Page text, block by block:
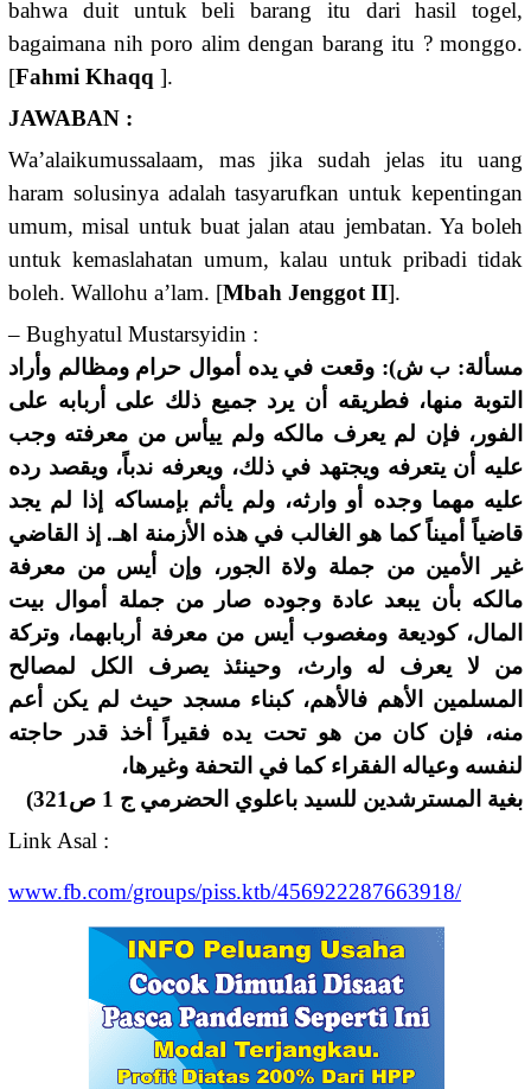
bahwa duit untuk beli barang itu dari hasil togel,
bagaimana nih poro alim dengan barang itu ? monggo.
[Fahmi Khaqq ].
JAWABAN :
Wa’alaikumussalaam, mas jika sudah jelas itu uang
haram solusinya adalah tasyarufkan untuk kepentingan
umum, misal untuk buat jalan atau jembatan. Ya boleh
untuk kemaslahatan umum, kalau untuk pribadi tidak
boleh. Wallohu a’lam. [Mbah Jenggot II].
– Bughyatul Mustarsyidin :
مسألة: ب ش): وقعت في يده أموال حرام ومظالم وأراد
التوبة منها، فطريقه أن يرد جميع ذلك على أربابه على
الفور، فإن لم يعرف مالكه ولم ييأس من معرفته وجب
عليه أن يتعرفه ويجتهد في ذلك، ويعرفه ندباً، ويقصد رده
عليه مهما وجده أو وارثه، ولم يأثم بإمساكه إذا لم يجد
قاضياً أميناً كما هو الغالب في هذه الأزمنة اهـ. إذ القاضي
غير الأمين من جملة ولاة الجور، وإن أيس من معرفة
مالكه بأن يبعد عادة وجوده صار من جملة أموال بيت
المال، كوديعة ومغصوب أيس من معرفة أربابهما، وتركة
من لا يعرف له وارث، وحينئذ يصرف الكل لمصالح
المسلمين الأهم فالأهم، كبناء مسجد حيث لم يكن أعم
منه، فإن كان من هو تحت يده فقيراً أخذ قدر حاجته
لنفسه وعياله الفقراء كما في التحفة وغيرها،
(بغية المسترشدين للسيد باعلوي الحضرمي ج 1 ص321
Link Asal :
www.fb.com/groups/piss.ktb/456922287663918/